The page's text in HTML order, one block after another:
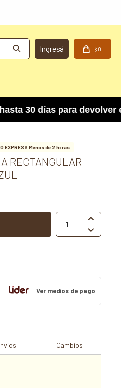
$ 0
días para devolver el
EXPRESS Menos de 2 horas
RECTANGULAR


Ver medios de pago
Cambios